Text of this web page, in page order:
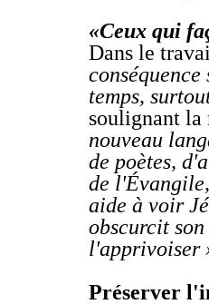
«Ceux qui
Dans le
temps,
soulignant la
nouveau
de poètes,
de
aide à voir
obscurcit
l'apprivoiser
Préserver